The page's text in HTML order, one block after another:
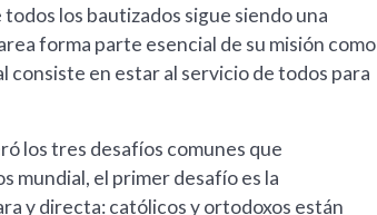
los bautizados sigue siendo una
forma parte esencial de su misión como
consiste en estar al servicio de todos para
los tres desafíos comunes que
mundial, el primer desafío es la
y directa: católicos y ortodoxos están